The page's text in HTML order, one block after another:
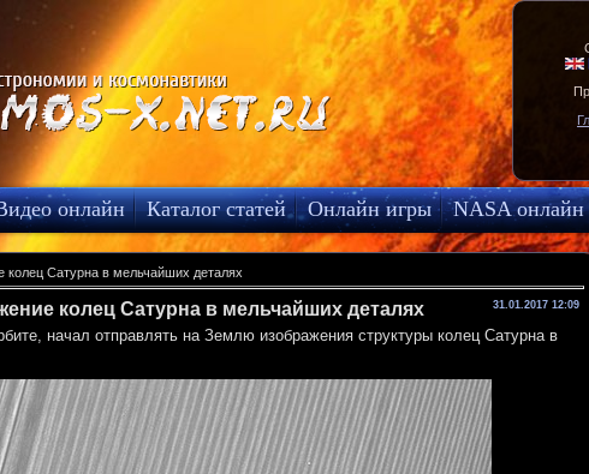
онлайн Каталог статей Онлайн игры
NASA онлайн
колец Сатурна в мельчайших деталях
31.01.2017 12:09
колец Сатурна в мельчайших деталях
начал отправлять на Землю изображения структуры колец Сатурна в